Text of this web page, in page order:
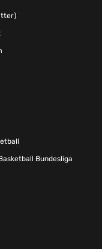
Bundesliga